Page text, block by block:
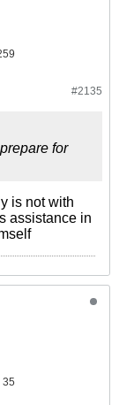
#2135
for
is not with
assistance in
35